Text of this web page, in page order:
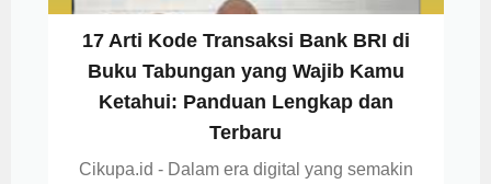
17 Arti Kode Transaksi Bank BRI di
Buku Tabungan yang Wajib Kamu
Ketahui: Panduan Lengkap dan
Terbaru
Cikupa.id - Dalam era digital yang semakin